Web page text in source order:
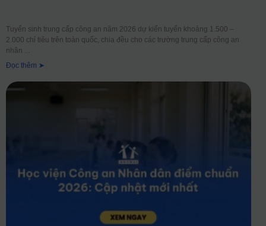
Tuyển sinh trung cấp công an năm 2026 dự kiến tuyển khoảng 1.500 –
2.000 chỉ tiêu trên toàn quốc, chia đều cho các trường trung cấp công an
nhân
Đọc thêm ➤